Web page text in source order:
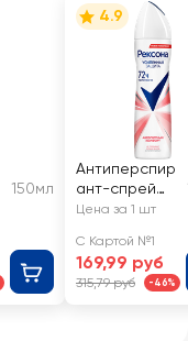
150мл
4.9
Антиперспир
ант-спрей
женский
Абсолютный
комфорт
Цена за 1 шт
С Картой №1
169,99 руб
315,79 руб -46%